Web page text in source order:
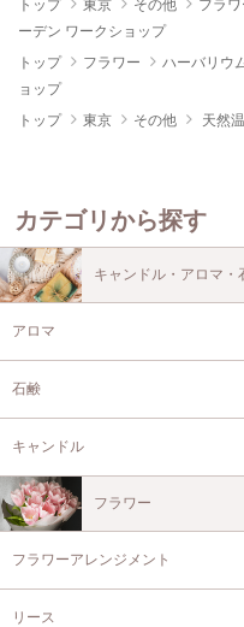
トップ 東京 その他 フラワ
ーデン ワークショップ
トップ
フラワー ハーバリウ
ョップ
トップ
東京 その他 天然
カテゴリから探す
キャンドル・アロマ・
アロマ
石鹸
キャンドル
フラワー
フラワーアレンジメント
リース